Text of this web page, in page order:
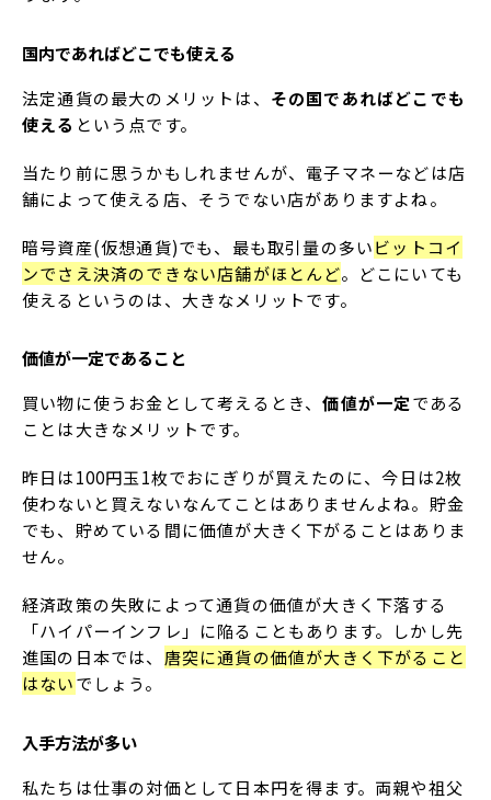
国内であればどこでも使える
法定通貨の最大のメリットは、 その国であればどこでも
使える という点です。
当たり前に思うかもしれませんが、電子マネーなどは店
舗によって使える店、そうでない店がありますよね。
暗号資産(仮想通貨)でも、最も取引量の多いビットコイ
ンでさえ決済のできない店舗がほとんど。どこにいても
使えるというのは、大きなメリットです。
価値が一定であること
買い物に使うお金として考えるとき、価値が一定である
ことは大きなメリットです。
昨日は100円玉1枚でおにぎりが買えたのに、今日は2枚
使わないと買えないなんてことはありませんよね。貯金
でも、貯めている間に価値が大きく下がることはありま
せん。
経済政策の失敗によって通貨の価値が大きく下落する
「ハイパーインフレ」に陥ることもあります。しかし先
進国の日本では、 唐突に通貨の価値が大きく下がること
はないでしょう。
入手方法が多い
私たちは仕事の対価として日本円を得ます。両親や祖父